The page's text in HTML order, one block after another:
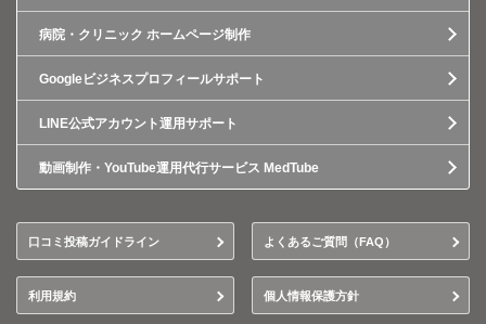
病院・クリニック ホームページ制作
Googleビジネスプロフィールサポート
LINE公式アカウント運用サポート
動画制作・YouTube運用代行サービス MedTube
口コミ投稿ガイドライン よくあるご質問（FAQ）
利用規約 個人情報保護方針